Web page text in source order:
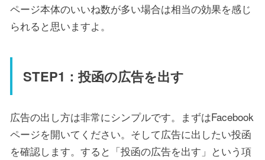
ページ本体のいいね数が多い場合は相当の効果を感じ
られると思いますよ。
STEP1：投函の広告を出す
広告の出し方は非常にシンプルです。まずはFacebook
ページを開いてください。そして広告に出したい投函
を確認します。すると「投函の広告を出す」という項